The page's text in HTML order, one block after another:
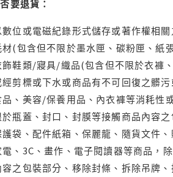
要退貨：
數位或電磁紀錄形式儲存或著作權相
材(包含但不限於墨水匣、碳粉匣、紙
飾鞋類/寢具/織品(包含但不限於衣褲
經剪標或下水或商品有不可回復之髒污
品、美容/保養用品、內衣褲等消耗性
於瓶蓋、封口、封膜等接觸商品內容
護袋、配件紙箱、保麗龍、隨貨文件、
電、3C、畫作、電子閱讀器等商品，
容之包裝部分、移除封條、拆除吊牌